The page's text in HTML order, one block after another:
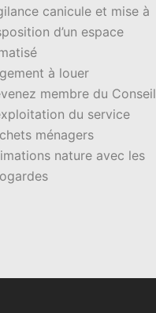
canicule et mise à
d’un espace
à louer
membre du Conseil
du service
ménagers
nature avec les